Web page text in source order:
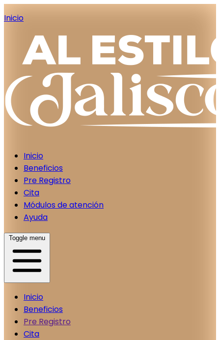
Inicio
Inicio
Beneficios
Pre Registro
Cita
Módulos de atención
Ayuda
Toggle menu
Inicio
Beneficios
Pre Registro
Cita